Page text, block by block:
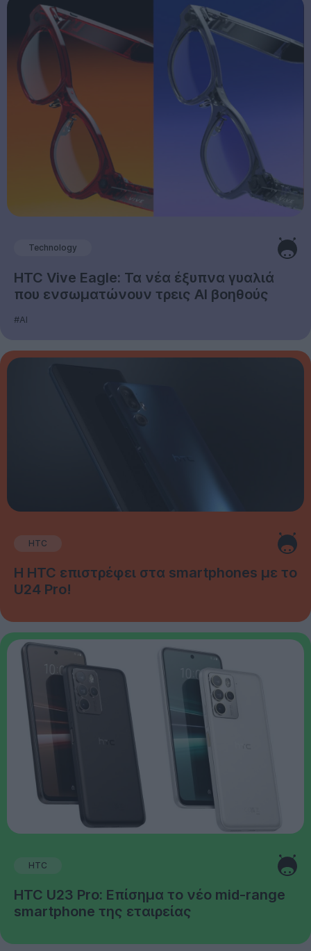
Technology
HTC Vive Eagle: Τα νέα έξυπνα γυαλιά
που ενσωματώνουν τρεις AI βοηθούς
#AI
HTC
Η HTC επιστρέφει στα smartphones με το
U24 Pro!
HTC
HTC U23 Pro: Επίσημα το νέο mid-range
smartphone της εταιρείας